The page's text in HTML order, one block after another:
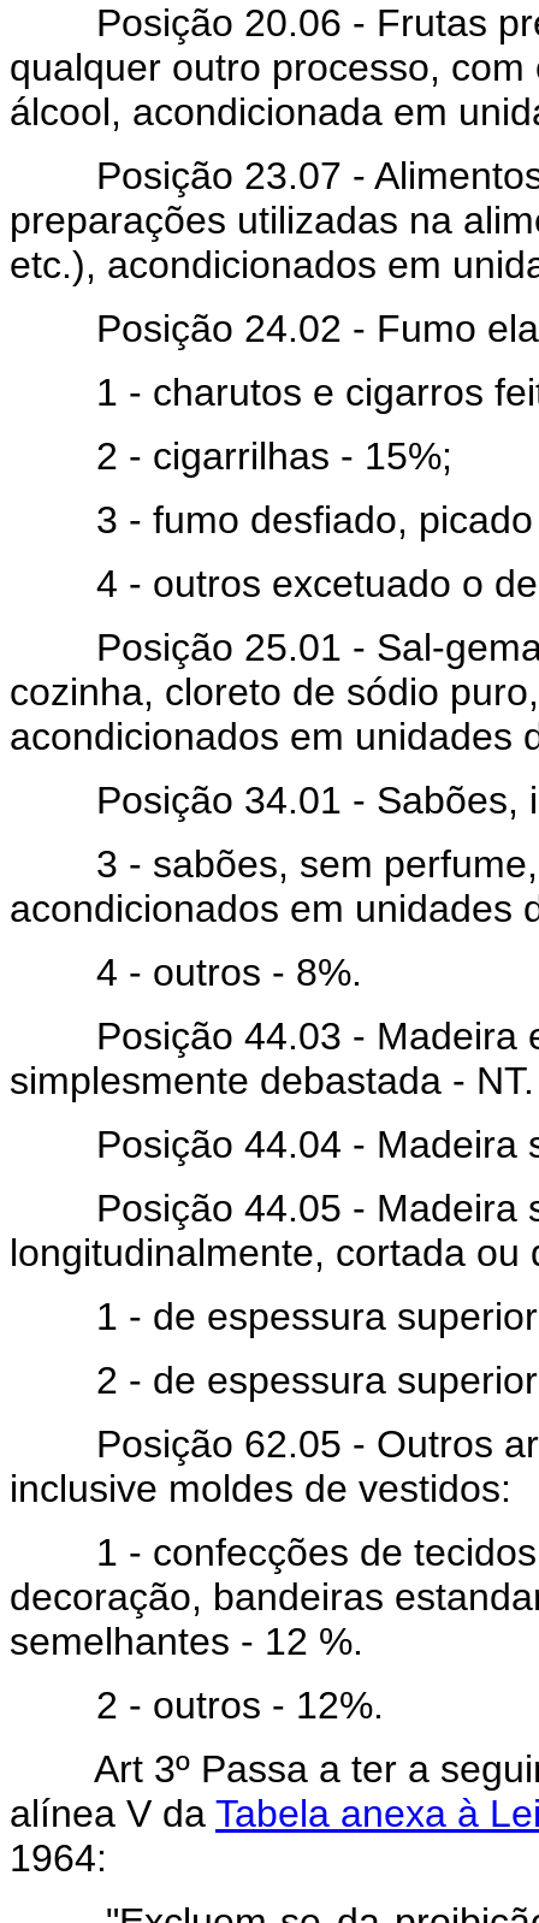
Posição 20.06 - Frutas
qualquer outro processo,
álcool, acondicionada em
Posição 23.07 - Alimentos
preparações utilizadas na
etc.), acondicionados em
Posição 24.02 - Fumo
1 - charutos e cigarros
2 - cigarrilhas - 15%;
3 - fumo desfiado, picado
4 - outros excetuado o de
Posição 25.01 - Sal-gema
cozinha, cloreto de sódio
acondicionados em unidades
Posição 34.01 - Sabões,
3 - sabões, sem perfume,
acondicionados em unidades
4 - outros - 8%.
Posição 44.03 - Madeira
simplesmente debastada - NT.
Posição 44.04 - Madeira
Posição 44.05 - Madeira
longitudinalmente, cortada ou
1 - de espessura superior
2 - de espessura superior
Posição 62.05 - Outros
inclusive moldes de vestidos:
1 - confecções de tecidos
decoração, bandeiras
semelhantes - 12 %.
2 - outros - 12%.
Art 3º Passa a ter a
alínea V da Tabela anexa à
1964: